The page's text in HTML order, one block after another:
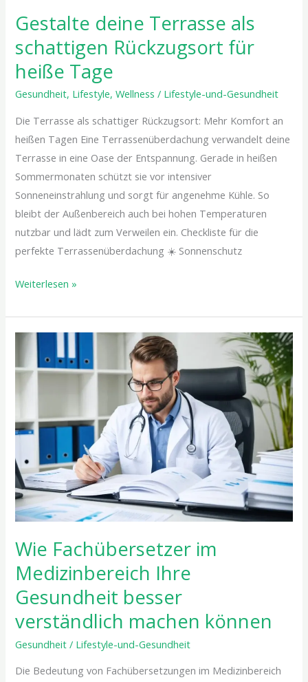
Gestalte deine Terrasse als
schattigen Rückzugsort für
heiße Tage
Gesundheit, Lifestyle,Wellness / Lifestyle-und-Gesundheit
Die Terrasse als schattiger Rückzugsort: Mehr Komfort an
heißen Tagen Eine Terrassenüberdachung verwandelt deine
Terrasse in eine Oase der Entspannung. Gerade in heißen
Sommermonaten schützt sie vor intensiver
Sonneneinstrahlung und sorgt für angenehme Kühle. So
bleibt der Außenbereich auch bei hohen Temperaturen
nutzbar und lädt zum Verweilen ein. Checkliste für die
perfekte Terrassenüberdachung ☀️ Sonnenschutz
Weiterlesen »
Wie Fachübersetzer im
Medizinbereich Ihre
Gesundheit besser
verständlich machen können
Gesundheit / Lifestyle-und-Gesundheit
Die Bedeutung von Fachübersetzungen im Medizinbereich
Wie
Fachübersetzer
Medizinbereich
Gesundheit
verständlich
machen
können